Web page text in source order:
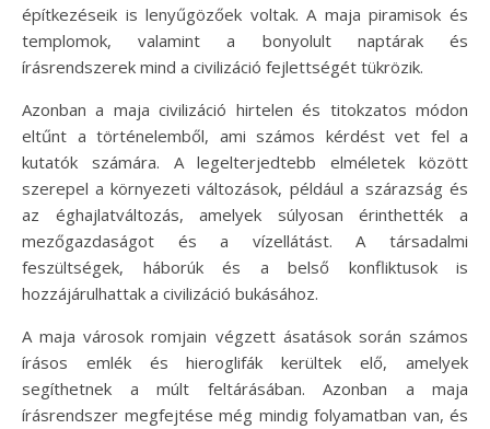
építkezéseik is lenyűgözőek voltak. A maja piramisok és
templomok, valamint a bonyolult naptárak és
írásrendszerek mind a civilizáció fejlettségét tükrözik.
Azonban a maja civilizáció hirtelen és titokzatos módon
eltűnt a történelemből, ami számos kérdést vet fel a
kutatók számára. A legelterjedtebb elméletek között
szerepel a környezeti változások, például a szárazság és
az éghajlatváltozás, amelyek súlyosan érinthették a
mezőgazdaságot és a vízellátást. A társadalmi
feszültségek, háborúk és a belső konfliktusok is
hozzájárulhattak a civilizáció bukásához.
A maja városok romjain végzett ásatások során számos
írásos emlék és hieroglifák kerültek elő, amelyek
segíthetnek a múlt feltárásában. Azonban a maja
írásrendszer megfejtése még mindig folyamatban van, és